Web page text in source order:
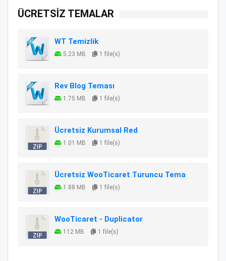
ÜCRETSİZ TEMALAR
WT Temizlik
5.23 MB 1 file(s)
Rev Blog Teması
1.75 MB 1 file(s)
Ücretsiz Kurumsal Red
1.01 MB 1 file(s)
Ücretsiz WooTicaret Turuncu Tema
1.88 MB 1 file(s)
WooTicaret - Duplicator
112 MB 1 file(s)